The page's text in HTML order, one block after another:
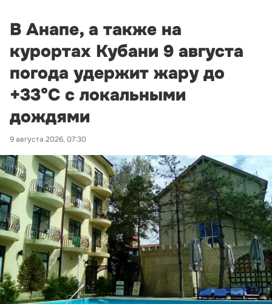
В Анапе, а также на
курортах Кубани 9 августа
погода удержит жару до
+33°С с локальными
дождями
9 августа 2026, 07:30